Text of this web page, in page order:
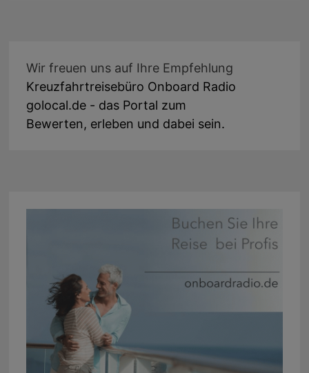
Wir freuen uns auf Ihre Empfehlung
Kreuzfahrtreisebüro Onboard Radio
golocal.de - das Portal zum
Bewerten, erleben und dabei sein.